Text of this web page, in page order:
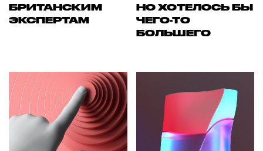
БРИТАНСКИМ
ЭКСПЕРТАМ
НО ХОТЕЛОСЬ БЫ
ЧЕГО-ТО
БОЛЬШЕГО